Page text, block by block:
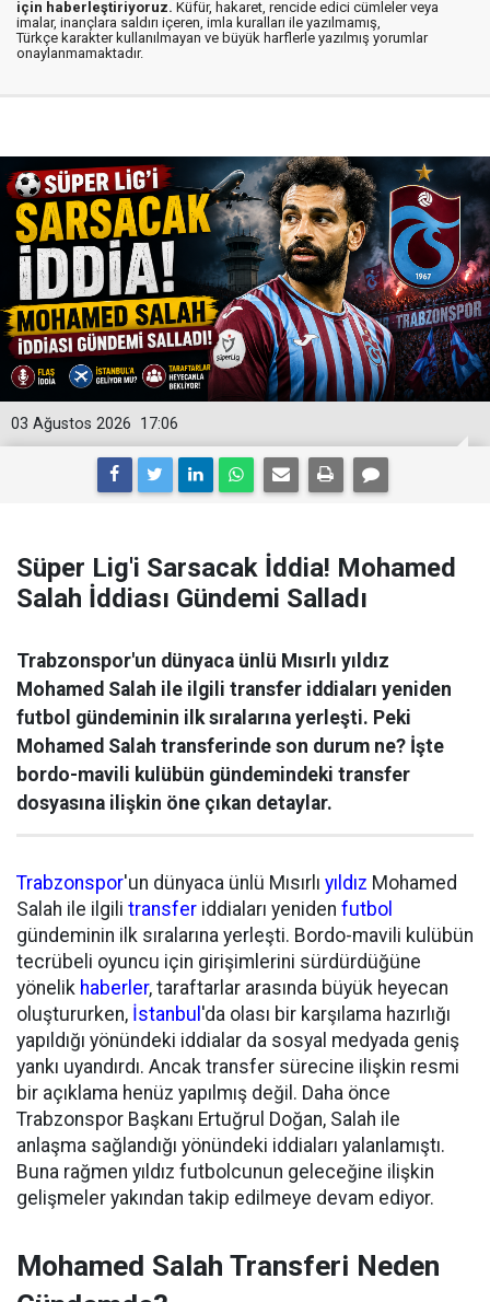
için haberleştiriyoruz. Küfür, hakaret, rencide edici cümleler veya
imalar, inançlara saldırı içeren, imla kuralları ile yazılmamış,
Türkçe karakter kullanılmayan ve büyük harflerle yazılmış yorumlar
onaylanmamaktadır.
17:06
03 Ağustos 2026
Süper Lig'i Sarsacak İddia! Mohamed
Salah İddiası Gündemi Salladı
Trabzonspor'un dünyaca ünlü Mısırlı yıldız
Mohamed Salah ile ilgili transfer iddiaları yeniden
futbol gündeminin ilk sıralarına yerleşti. Peki
Mohamed Salah transferinde son durum ne? İşte
bordo-mavili kulübün gündemindeki transfer
dosyasına ilişkin öne çıkan detaylar.
Trabzonspor'un dünyaca ünlü Mısırlı yıldız Mohamed
Salah ile ilgili transfer iddiaları yeniden futbol
gündeminin ilk sıralarına yerleşti. Bordo-mavili kulübün
tecrübeli oyuncu için girişimlerini sürdürdüğüne
yönelik haberler, taraftarlar arasında büyük heyecan
oluştururken, İstanbul 'da olası bir karşılama hazırlığı
yapıldığı yönündeki iddialar da sosyal medyada geniş
yankı uyandırdı. Ancak transfer sürecine ilişkin resmi
bir açıklama henüz yapılmış değil. Daha önce
Trabzonspor Başkanı Ertuğrul Doğan, Salah ile
anlaşma sağlandığı yönündeki iddiaları yalanlamıştı.
Buna rağmen yıldız futbolcunun geleceğine ilişkin
gelişmeler yakından takip edilmeye devam ediyor.
Mohamed Salah Transferi Neden